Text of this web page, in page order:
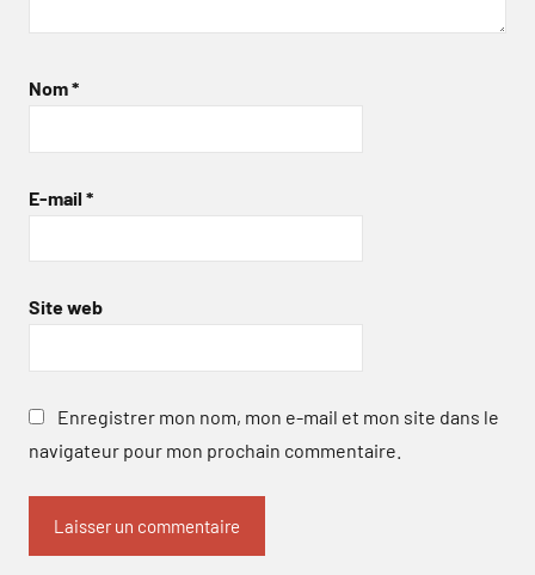
Nom*
E-mail *
Site web
Enregistrer mon nom, mon e-mail et mon site dans le
navigateur pour mon prochain commentaire.